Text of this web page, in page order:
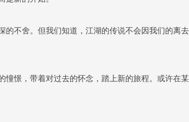
的不舍。但我们知道，江湖的传说不会因我们的离
憧憬，带着对过去的怀念，踏上新的旅程。或许在